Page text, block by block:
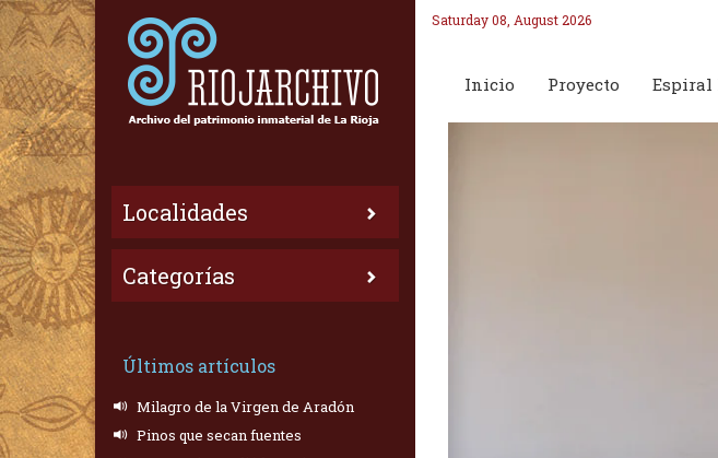
Localidades
Categorías
Últimos artículos
Milagro de la Virgen de Aradón
Pinos que secan fuentes
Saturday 08, August 2026
Inicio Proyecto Espiral